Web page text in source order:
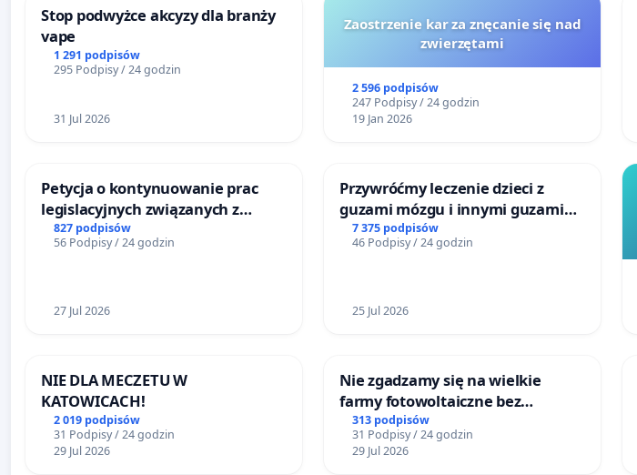
Stop podwyżce akcyzy dla branży
vape
1 291 podpisów
295 Podpisy / 24 godzin
31 Jul 2026
Zaostrzenie kar za znęcanie się nad
zwierzętami
2 596 podpisów
247 Podpisy / 24 godzin
19 Jan 2026
Petycja o kontynuowanie prac
legislacyjnych związanych z
reformą prawa rodzinnego
827 podpisów
56 Podpisy / 24 godzin
27 Jul 2026
Przywróćmy leczenie dzieci z
guzami mózgu i innymi guzami
litymi do Górnośląskiego
Centrum Zdrowia Dziecka w
7 375 podpisów
46 Podpisy / 24 godzin
25 Jul 2026
NIE DLA MECZETU W
KATOWICACH!
2 019 podpisów
31 Podpisy / 24 godzin
29 Jul 2026
Nie zgadzamy się na wielkie
farmy fotowoltaiczne bez
rzetelnych analiz i akceptacji
mieszkańców
313 podpisów
31 Podpisy / 24 godzin
29 Jul 2026